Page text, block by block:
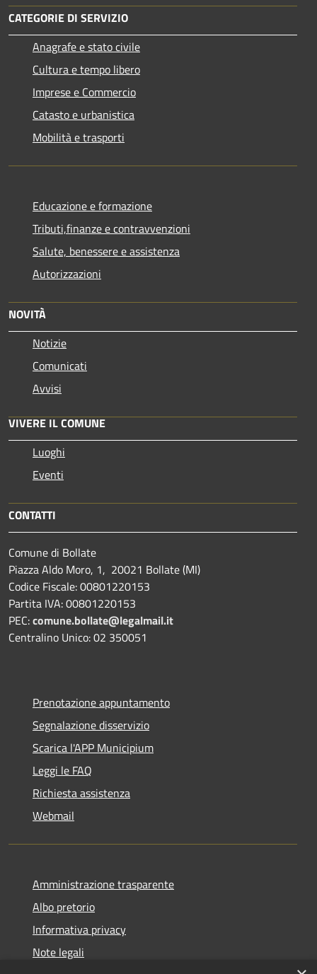
CATEGORIE DI SERVIZIO
Anagrafe e stato civile
Cultura e tempo libero
Imprese e Commercio
Catasto e urbanistica
Mobilità e trasporti
Educazione e formazione
Tributi,finanze e contravvenzioni
Salute, benessere e assistenza
Autorizzazioni
NOVITÀ
Notizie
Comunicati
Avvisi
VIVERE IL COMUNE
Luoghi
Eventi
CONTATTI
Comune di Bollate
Piazza Aldo Moro, 1, 20021 Bollate (MI)
Codice Fiscale: 00801220153
Partita IVA: 00801220153
PEC:comune.bollate@legalmail.it
Centralino Unico: 02 350051
Prenotazione appuntamento
Segnalazione disservizio
Scarica l'APP Municipium
Leggi le FAQ
Richiesta assistenza
Webmail
Amministrazione trasparente
Albo pretorio
Informativa privacy
Note legali